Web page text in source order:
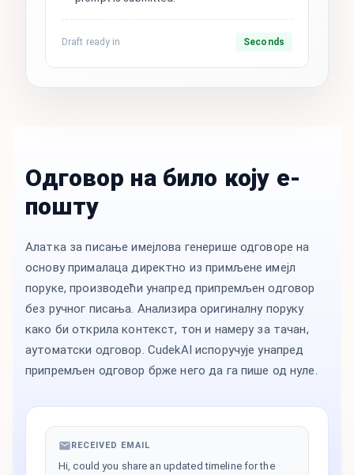
Draft ready in Seconds
RECEIVED EMAIL
Hi, could you share an updated timeline for the
Одговор на било коју е-
пошту
Алатка за писање имејлова генерише одговоре на
основу прималаца директно из примљене имејл
поруке, производећи унапред припремљен одговор
без ручног писања. Анализира оригиналну поруку
како би открила контекст, тон и намеру за тачан,
аутоматски одговор. CudekAI испоручује унапред
припремљен одговор брже него да га пише од нуле.